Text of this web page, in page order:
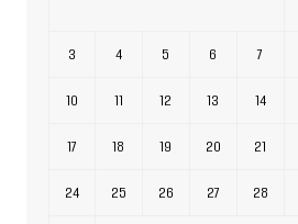
3 4 5 6 7
10 11 12 13 14
17 18 19 20 21
24 25 26 27 28